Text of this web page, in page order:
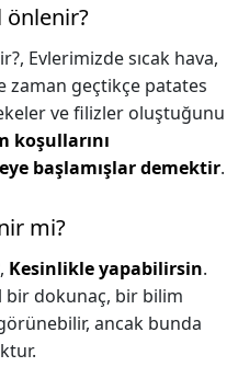
önlenir?
Evlerimizde sıcak hava,
zaman geçtikçe patates
ve filizler oluştuğunu
koşullarını
başlamışlar demektir.
mi?
Kesinlikle yapabilirsin.
bir dokunaç, bir bilim
ancak bunda